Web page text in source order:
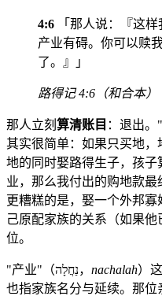
4:6 「那人说：『这
产业有碍。你可以赎
了。』」
路得记 4:6（和合本）
那人立刻 算清账目 ：退出
其实很简单：如果只买地
地的同时娶路得生子，孩
业，那么我付出的购地款最
更糟糕的是，娶一个外邦
己原配家族的关系（如果
位。
"产业"（נַחֲלָה， nachalah）
也指家族名分与延续。那